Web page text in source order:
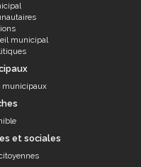
municipal
municipaux
et sociales